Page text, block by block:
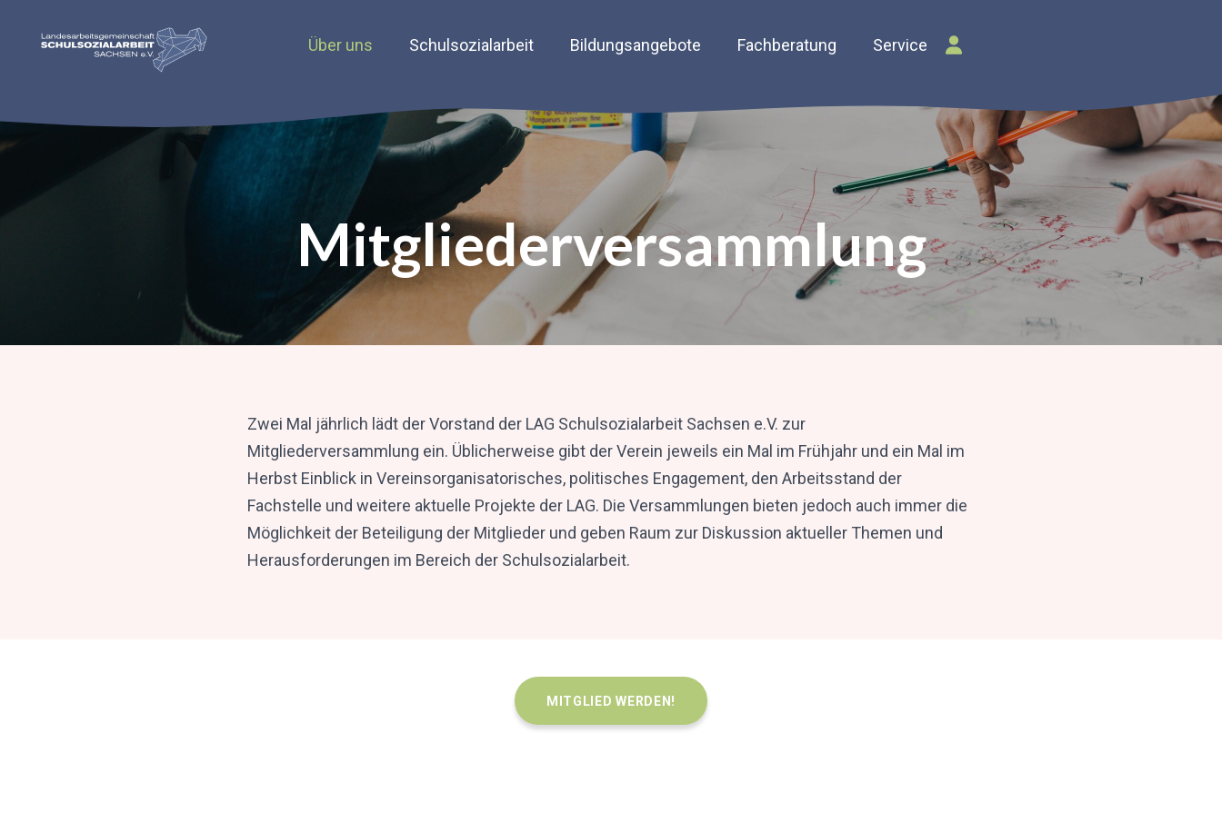
Über uns Schulsozialarbeit Bildungsangebote Fachberatung Service
Mitgliederversammlung
Zwei Mal jährlich lädt der Vorstand der LAG Schulsozialarbeit Sachsen e.V. zur
Mitgliederversammlung ein. Üblicherweise gibt der Verein jeweils ein Mal im Frühjahr und ein Mal im
Herbst Einblick in Vereinsorganisatorisches, politisches Engagement, den Arbeitsstand der
Fachstelle und weitere aktuelle Projekte der LAG. Die Versammlungen bieten jedoch auch immer die
Möglichkeit der Beteiligung der Mitglieder und geben Raum zur Diskussion aktueller Themen und
Herausforderungen im Bereich der Schulsozialarbeit.
MITGLIED WERDEN!